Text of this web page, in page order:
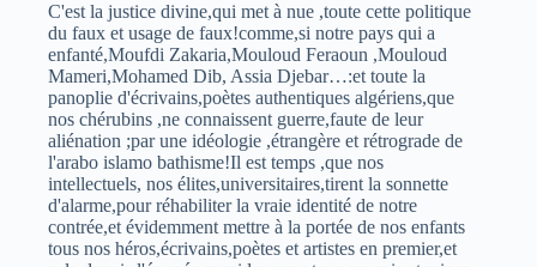
C'est la justice divine,qui met à nue ,toute cette politique
du faux et usage de faux!comme,si notre pays qui a
enfanté,Moufdi Zakaria,Mouloud Feraoun ,Mouloud
Mameri,Mohamed Dib, Assia Djebar…:et toute la
panoplie d'écrivains,poètes authentiques algériens,que
nos chérubins ,ne connaissent guerre,faute de leur
aliénation ;par une idéologie ,étrangère et rétrograde de
l'arabo islamo bathisme!Il est temps ,que nos
intellectuels, nos élites,universitaires,tirent la sonnette
d'alarme,pour réhabiliter la vraie identité de notre
contrée,et évidemment mettre à la portée de nos enfants
tous nos héros,écrivains,poètes et artistes en premier,et